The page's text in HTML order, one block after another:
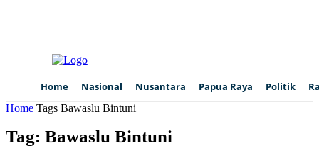
Home Nasional Nusantara Papua Raya Politik
Home Tags Bawaslu Bintuni
Tag: Bawaslu Bintuni